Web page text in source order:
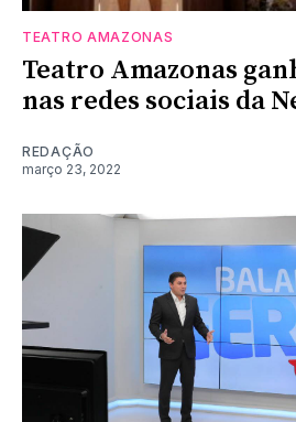
TEATRO AMAZONAS
Teatro Amazonas
nas redes sociais da
REDAÇÃO
março 23, 2022